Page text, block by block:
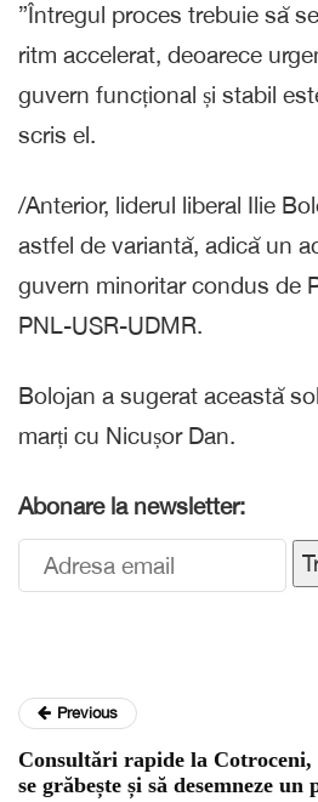
”Întregul proces trebuie să
ritm accelerat, deoarece
guvern funcțional și stabil
scris el.
/Anterior, liderul liberal Ilie
astfel de variantă, adică un
guvern minoritar condus de
PNL-USR-UDMR.
Bolojan a sugerat această
marți cu Nicușor Dan.
Abonare la newsletter:
Previous
Consultări rapide la
se grăbește și să desemneze un